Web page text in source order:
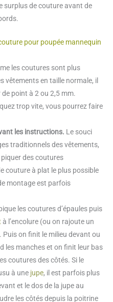
surplus de couture avant de
pour poupée mannequin
les coutures sont plus
vêtements en taille normale, il
point à 2 ou 2,5 mm.
trop vite, vous pourrez faire
les instructions. Le souci
traditionnels des vêtements,
des coutures
couture à plat le plus possible
montage est parfois
les coutures d’épaules puis
à l’encolure (ou on rajoute un
Puis on finit le milieu devant ou
les manches et on finit leur bas
coutures des côtés. Si le
à une jupe, il est parfois plus
et le dos de la jupe au
les côtés depuis la poitrine